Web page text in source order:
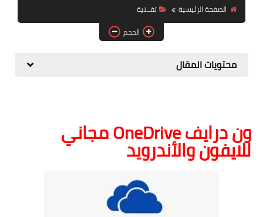
الصحة والجمال
موشن جرافيك
الصفحة الرئيسية
تقــنية
الحجم
محتويات المقال
ون درايف OneDrive مجاني
للايفون والأندرويد